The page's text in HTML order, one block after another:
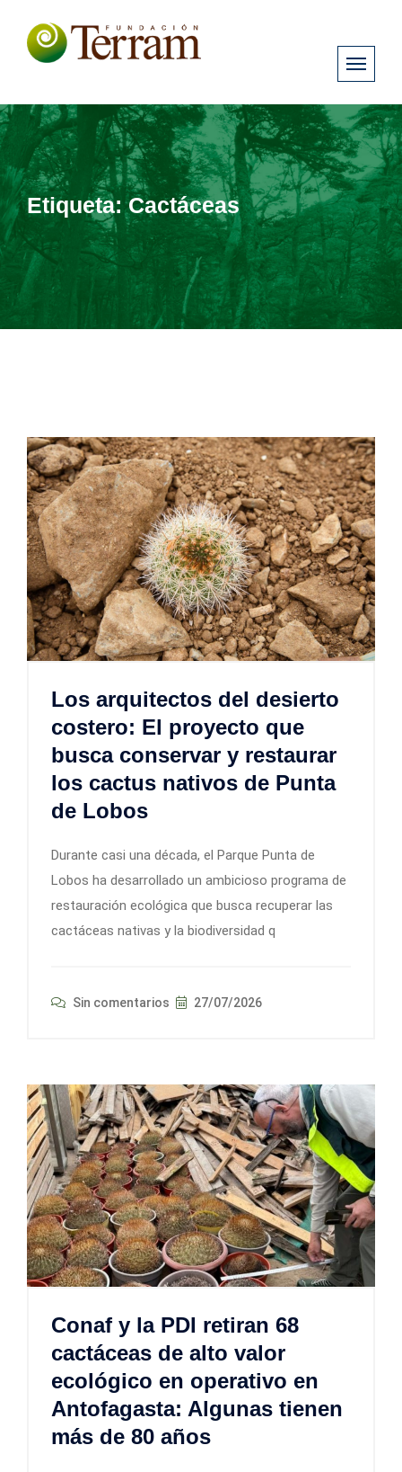
Etiqueta:Cactáceas
Los arquitectos del desierto
costero: El proyecto que
busca conservar y restaurar
los cactus nativos de Punta
de Lobos
Durante casi una década, el Parque Punta de
Lobos ha desarrollado un ambicioso programa de
restauración ecológica que busca recuperar las
cactáceas nativas y la biodiversidad q
Sin comentarios 27/07/2026
Conaf y la PDI retiran 68
cactáceas de alto valor
ecológico en operativo en
Antofagasta: Algunas tienen
más de 80 años